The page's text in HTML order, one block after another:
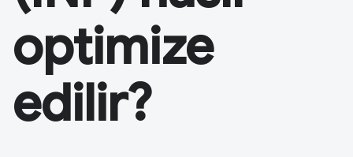
optimize
edilir?